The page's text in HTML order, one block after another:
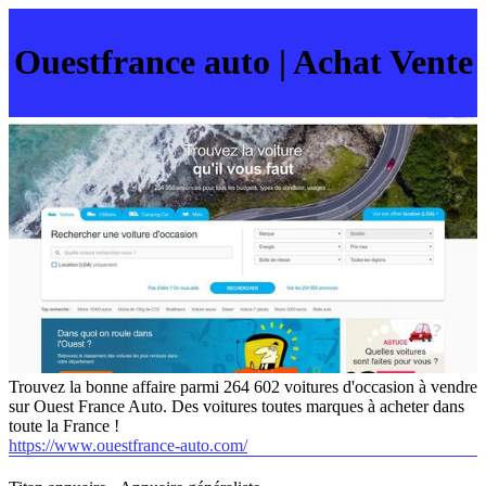
Ouestfrance auto | Achat Vente
Trouvez la bonne affaire parmi 264 602 voitures d'occasion à vendre
sur Ouest France Auto. Des voitures toutes marques à acheter dans
toute la France !
https://www.ouestfrance-auto.com/